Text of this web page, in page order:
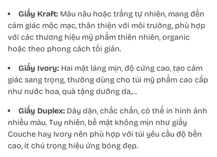
Giấy Kraft: Màu nâu hoặc trắng tự nhiên, mang đến
cảm giác mộc mạc, thân thiện với môi trường, phù hợp
với các thương hiệu mỹ phẩm thiên nhiên, organic
hoặc theo phong cách tối giản.
Giấy Ivory: Hai mặt láng mịn, độ cứng cao, tạo cảm
giác sang trọng, thường dùng cho túi mỹ phẩm cao cấp
như nước hoa, quà tặng dưỡng da,…
Giấy Duplex: Dày dặn, chắc chắn, có thể in hình ảnh
nhiều màu. Tuy nhiên, bề mặt không mịn như giấy
Couche hay Ivory nên phù hợp với túi yêu cầu độ bền
cao, ít chú trọng hiệu ứng bóng đẹp.